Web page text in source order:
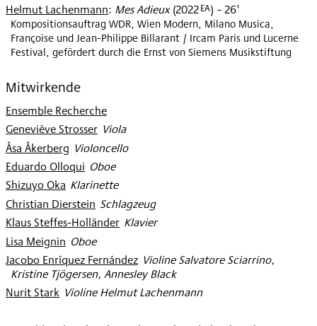
Helmut Lachenmann: Mes Adieux (2022EA) - 26'
Kompositionsauftrag WDR, Wien Modern, Milano Musica,
Françoise und Jean-Philippe Billarant / Ircam Paris und Lucerne
Festival, gefördert durch die Ernst von Siemens Musikstiftung
Mitwirkende
Ensemble Recherche
Geneviève Strosser
: Viola
Åsa Åkerberg: Violoncello
Eduardo Olloqui: Oboe
Shizuyo Oka: Klarinette
Christian Dierstein: Schlagzeug
Klaus Steffes-Holländer
: Klavier
Lisa Meignin: Oboe
Jacobo Enríquez Fernández
: Violine Salvatore Sciarrino,
Kristine Tjögersen, Annesley Black
Nurit Stark
: Violine Helmut Lachenmann